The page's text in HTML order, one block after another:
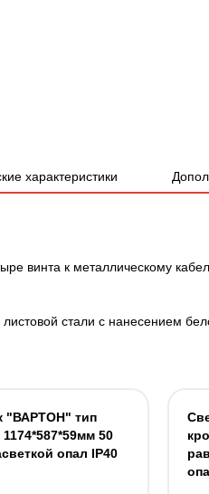
характеристики
винта к металлическому
стали с нанесением
"ВАРТОН" тип
50
опал IP40